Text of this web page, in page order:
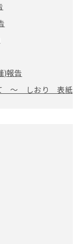
)報告
て ～ しおり 表紙